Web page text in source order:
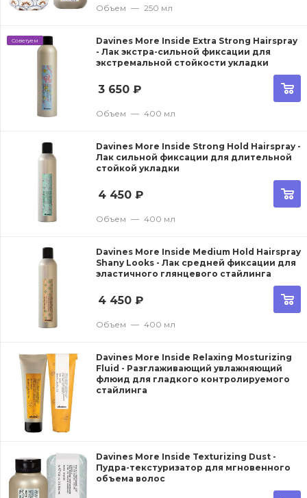
Объем — 250 мл
Советуем
Davines More Inside Extra Strong Hairspray
- Лак экстра-сильной фиксации для
экстремальной стойкости укладки
3 650 ₽
Объем — 400 мл
Davines More Inside Strong Hold Hairspray -
Лак сильной фиксации для длительной
стойкой укладки
4 450 ₽
Объем — 400 мл
Davines More Inside Medium Hold Hairspray
Shany Looks - Лак средней фиксации для
эластичного глянцевого стайлинга
4 450 ₽
Объем — 400 мл
Davines More Inside Relaxing Mosturizing
Fluid - Разглаживающий увлажняющий
флюид для гладкого контролируемого
стайлинга
Davines More Inside Texturizing Dust -
Пудра-текстуризатор для мгновенного
объема волос